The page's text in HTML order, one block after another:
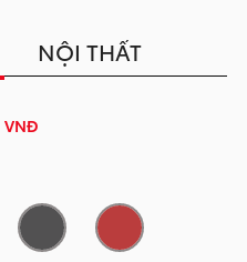
NỘI THẤT
VNĐ